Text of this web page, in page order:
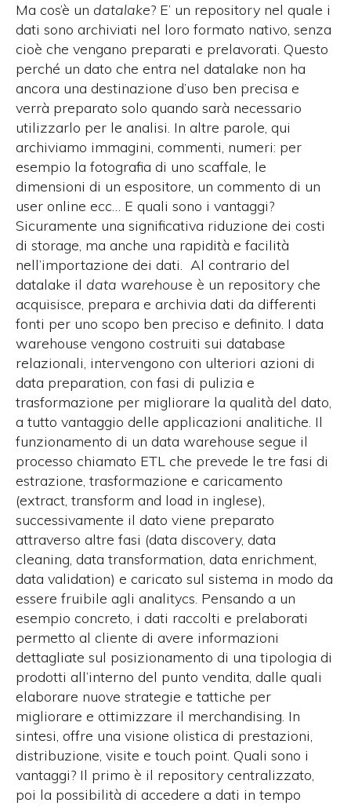
Ma cos’è un datalake? E’ un repository nel quale i
dati sono archiviati nel loro formato nativo, senza
cioè che vengano preparati e prelavorati. Questo
perché un dato che entra nel datalake non ha
ancora una destinazione d’uso ben precisa e
verrà preparato solo quando sarà necessario
utilizzarlo per le analisi. In altre parole, qui
archiviamo immagini, commenti, numeri: per
esempio la fotografia di uno scaffale, le
dimensioni di un espositore, un commento di un
user online ecc… E quali sono i vantaggi?
Sicuramente una significativa riduzione dei costi
di storage, ma anche una rapidità e facilità
nell’importazione dei dati. Al contrario del
datalake il data warehouse è un repository che
acquisisce, prepara e archivia dati da differenti
fonti per uno scopo ben preciso e definito. I data
warehouse vengono costruiti sui database
relazionali, intervengono con ulteriori azioni di
data preparation, con fasi di pulizia e
trasformazione per migliorare la qualità del dato,
a tutto vantaggio delle applicazioni analitiche. Il
funzionamento di un data warehouse segue il
processo chiamato ETL che prevede le tre fasi di
estrazione, trasformazione e caricamento
(extract, transform and load in inglese),
successivamente il dato viene preparato
attraverso altre fasi (data discovery, data
cleaning, data transformation, data enrichment,
data validation) e caricato sul sistema in modo da
essere fruibile agli analitycs. Pensando a un
esempio concreto, i dati raccolti e prelaborati
permetto al cliente di avere informazioni
dettagliate sul posizionamento di una tipologia di
prodotti all’interno del punto vendita, dalle quali
elaborare nuove strategie e tattiche per
migliorare e ottimizzare il merchandising. In
sintesi, offre una visione olistica di prestazioni,
distribuzione, visite e touch point. Quali sono i
vantaggi? Il primo è il repository centralizzato,
poi la possibilità di accedere a dati in tempo